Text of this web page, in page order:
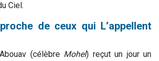
Ciel.
de ceux qui L’appellent
(célèbre Mohel) reçut un jour un